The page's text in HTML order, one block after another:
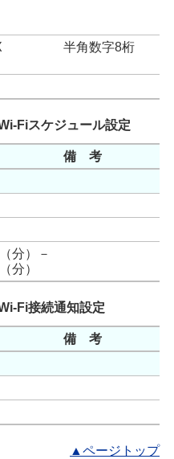
半角数字8桁
Fiスケジュール設定
備 考
分）－
分）
Fi接続通知設定
備 考
▲ページトップ